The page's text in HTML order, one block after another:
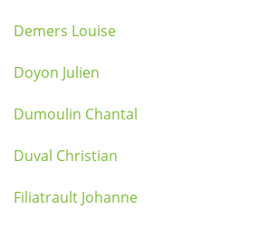
Demers Louise
Doyon Julien
Dumoulin Chantal
Duval Christian
Filiatrault Johanne